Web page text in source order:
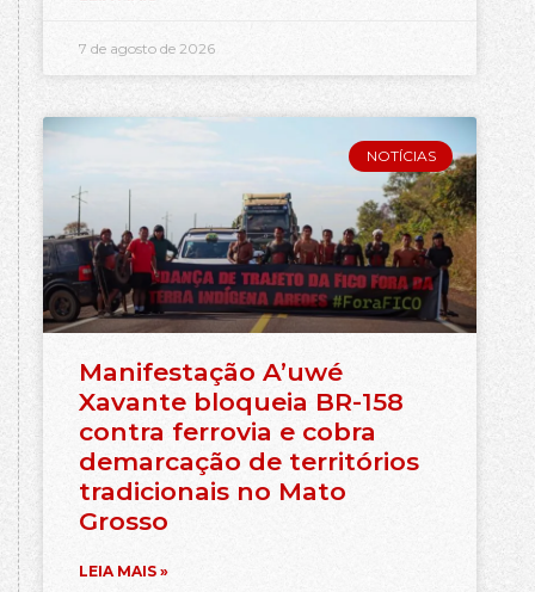
7 de agosto de 2026
NOTÍCIAS
Manifestação A’uwé
Xavante bloqueia BR-158
contra ferrovia e cobra
demarcação de territórios
tradicionais no Mato
Grosso
LEIA MAIS »